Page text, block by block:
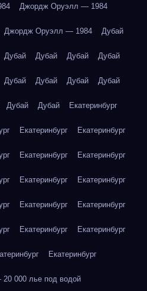
Джордж Оруэлл — 1984
Джордж Оруэлл — 1984 Дубай
Дубай Дубай Дубай Дубай
Дубай Дубай Дубай Дубай
Дубай Дубай Екатеринбург
Екатеринбург Екатеринбург
Екатеринбург Екатеринбург
Екатеринбург Екатеринбург
Екатеринбург Екатеринбург
Екатеринбург Екатеринбург
Екатеринбург
000 лье под водой